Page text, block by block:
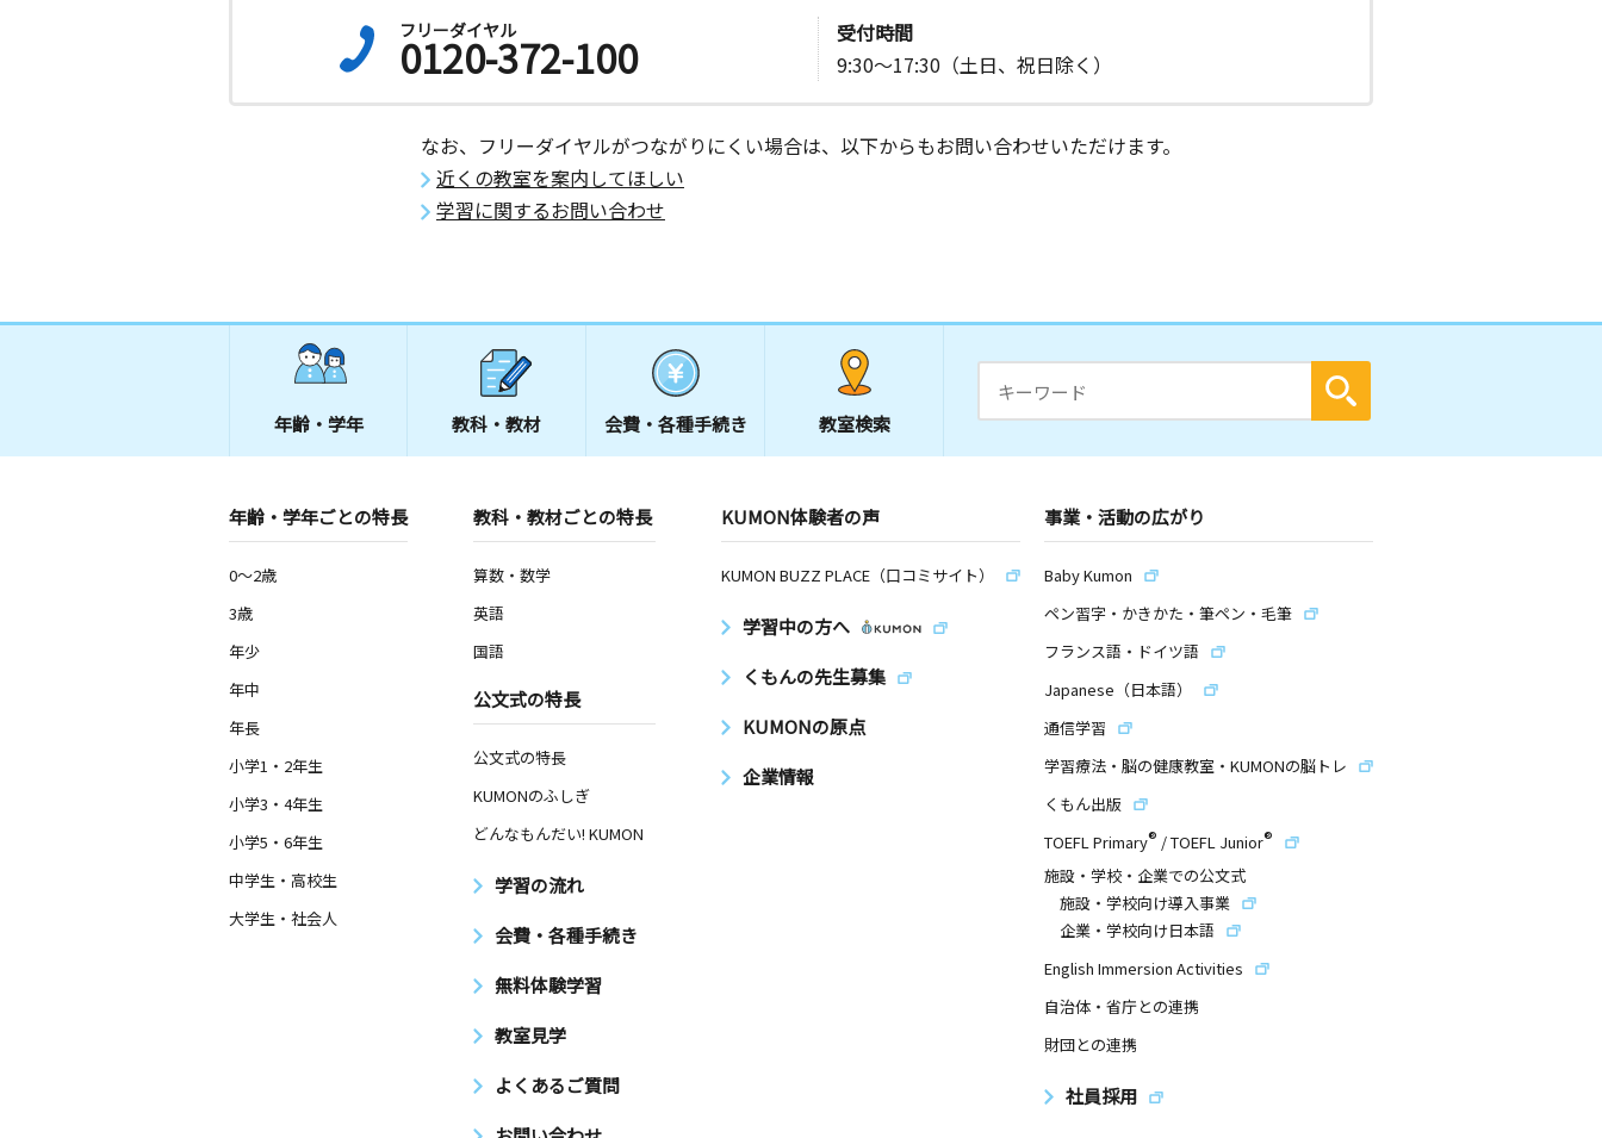
フリーダイヤル
0120-372-100
受付時間
9:30～17:30（土日、祝日除く）
なお、フリーダイヤルがつながりにくい場合は、以下からもお問い合わせいただけます。
近くの教室を案内してほしい
学習に関するお問い合わせ
年齢・学年 教科・教材 会費・ 各種手続き 教室検索
年齢・学年ごとの特長
0～2歳
3歳
年少
年中
年長
小学1・2年生
小学3・4年生
小学5・6年生
中学生・高校生
大学生・社会人
教科・教材ごとの特長
算数・数学
英語
国語
公文式の特長
公文式の特長
KUMONのふしぎ
どんなもんだい! KUMON
学習の流れ
会費・各種手続き
無料体験学習
教室見学
よくあるご質問
KUMON体験者の声
KUMON BUZZ PLACE（口コミサイト）
学習中の方へ
くもんの先生募集
KUMONの原点
企業情報
事業・活動の広がり
Baby Kumon
ペン習字・かきかた・筆ペン・毛筆
フランス語・ドイツ語
Japanese（日本語）
通信学習
学習療法・脳の健康教室・KUMONの脳トレ
くもん出版
TOEFL Primary® /TOEFL Junior®
施設・学校・企業での公文式
施設・学校向け導入事業
企業・学校向け日本語
English Immersion Activities
自治体・省庁との連携
財団との連携
社員採用